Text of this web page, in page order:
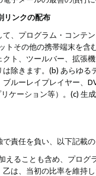
リンクの配布
、プログラム・コンテ
トその他の携帯端末を
ト、ツールバー、拡張
除きます。(b) あらゆ
ルーレイプレイヤー、
ケーション等）。(c)
責任を負い、以下記載
えることも含め、プロ
は、当初の比率を維持